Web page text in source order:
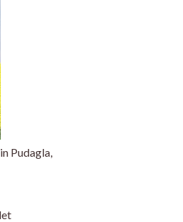
Pudagla,